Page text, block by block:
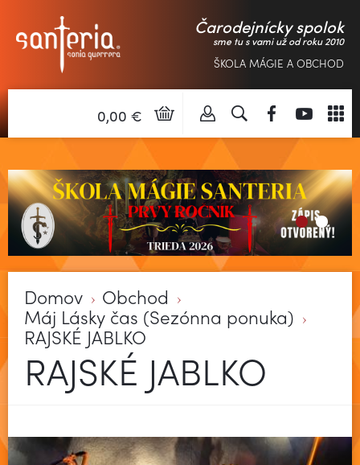
Čarodejnícky spolok
sme tu s vami už od roku 2010
ŠKOLA MÁGIE A OBCHOD
0,00 €
Domov Obchod
Máj Lásky čas (Sezónna ponuka)
RAJSKÉ JABLKO
RAJSKÉ JABLKO